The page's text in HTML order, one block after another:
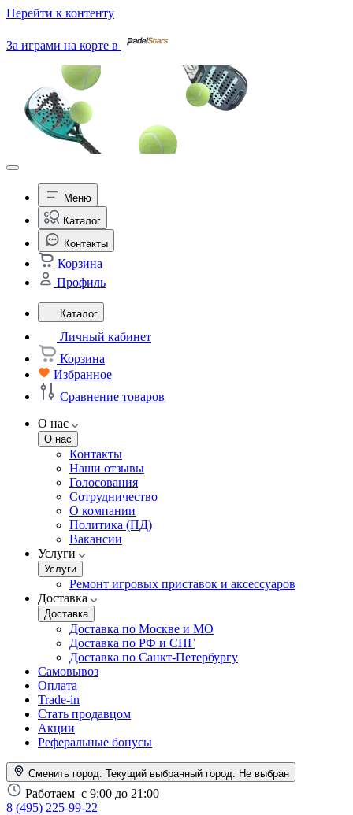
Перейти к контенту
За играми на корте в
Меню
Каталог
Контакты
Корзина
Профиль
Каталог
Личный кабинет
Корзина
Избранное
Сравнение товаров
О нас
О нас
Контакты
Наши отзывы
Голосования
Сотрудничество
О компании
Политика (ПД)
Вакансии
Услуги
Услуги
Ремонт игровых приставок и аксессуаров
Доставка
Доставка
Доставка по Москве и МО
Доставка по РФ и СНГ
Доставка по Санкт-Петербургу
Самовывоз
Оплата
Trade-in
Стать продавцом
Акции
Реферальные бонусы
Сменить город. Текущий выбранный город: Не выбран
Работаем с 9:00 до 21:00
8 (495) 225-99-22